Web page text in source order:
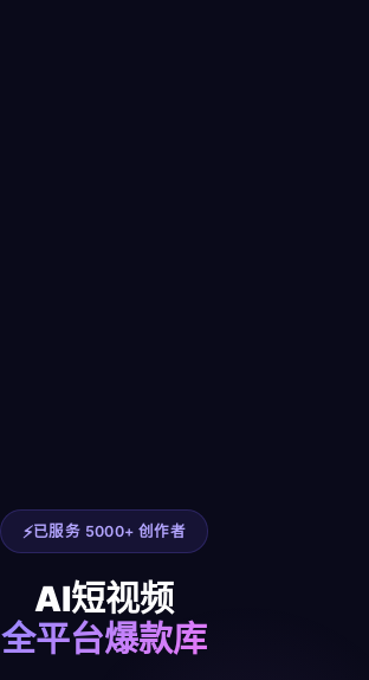
已服务 5000+ 创作者
AI短视频
全平台爆款库